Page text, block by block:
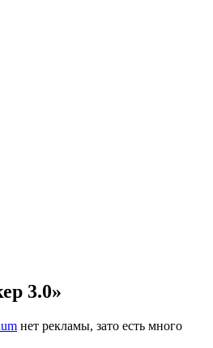
3.0»
нет рекламы, зато есть много